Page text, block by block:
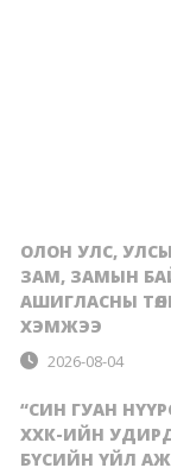
ОЛОН УЛС,
ЗАМ, ЗАМЫН
АШИГЛАСНЫ
ХЭМЖЭЭ
2026-08-04
“СИН ГУАН
ХХК-ИЙН
БҮСИЙН ҮЙЛ